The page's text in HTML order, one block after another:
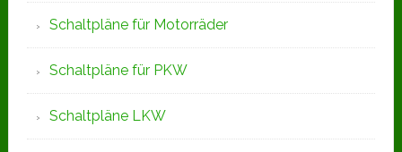
Schaltpläne für Motorräder
Schaltpläne für PKW
Schaltpläne LKW